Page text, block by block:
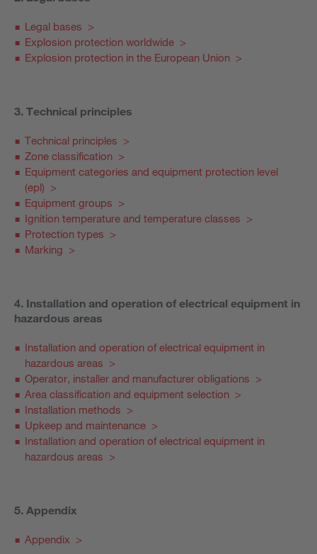
Legal bases >
Explosion protection worldwide >
Explosion protection in the European Union >
3. Technical principles
Technical principles >
Zone classification >
Equipment categories and equipment protection level
(epl) >
Equipment groups >
Ignition temperature and temperature classes >
Protection types >
Marking >
4. Installation and operation of electrical equipment in
hazardous areas
Installation and operation of electrical equipment in
hazardous areas >
Operator, installer and manufacturer obligations >
Area classification and equipment selection >
Installation methods >
Upkeep and maintenance >
Installation and operation of electrical equipment in
hazardous areas >
5. Appendix
Appendix >